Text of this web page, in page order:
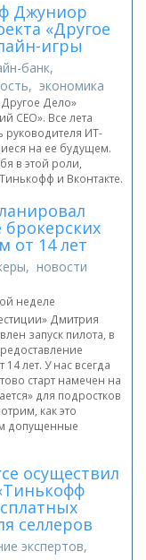
Джуниор
«Другое
игры
банк,
экономика
Дело»
CEO». Все лета
руководителя ИТ-
на ее будущем.
в этой роли,
и Вконтакте.
брокерских
от 14 лет
новости
неделе
Дмитрия
запуск пилота, в
14 лет. У нас всегда
старт намечен на
для подростков
как это
допущенные
осуществил
селлеров
экспертов,